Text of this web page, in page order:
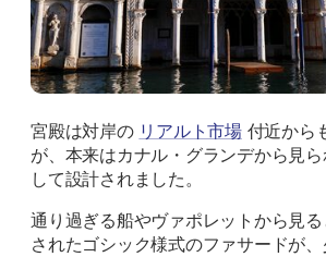
宮殿は対岸の リアルト市場付近から
が、本来はカナル・グランデから見
して設計されました。
通り過ぎる船やヴァポレットから見
されたゴシック様式のファサードが